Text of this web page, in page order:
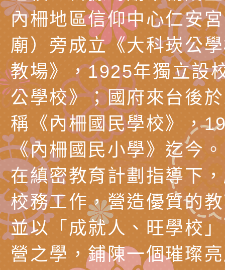
道安宣導影像素材
字稿及LCD託播影片
檢送行政院新聞傳播
月份公共服務政策溝
訊
檢送本市馬祖新村眷
區《植地有聲》主題
有關本市辦理115年
專注力研習營 「正
緒學習與生命教育(
梯次)」
檢送桃園市政府LED
字稿及LCD託播影片
函轉「2026台東博
海報電子檔及活動介
檢送桃園市政府家庭
「小桃家7月課程資
「HELLO新鮮人」
養練習題」、「青少
書會」、「親密關係
坊」、「祖孫樂淘桃
有關本局115年「暑
年─青春專案」LED
字稿
為配合政府政策宣導
者權益暨落實保護青
環境
檢送桃園市政府LED
字稿及LCD託播影片
有關桃園市政府家庭
服務資源資訊
檢送桃園市政府LED
內柵地區信仰中心仁安
廟）旁成立《大科崁公
教場》，1925年獨立設
公學校》；國府來台後
稱《內柵國民學校》，
《內柵國民小學》迄今。
在縝密教育計劃指導下
校務工作，營造優質的
並以「成就人、旺學校
營之學，鋪陳一個璀璨